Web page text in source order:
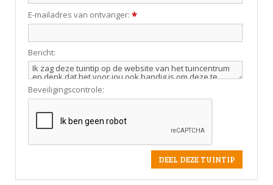
E-mailadres van ontvanger:*
Bericht:
Beveiligingscontrole: